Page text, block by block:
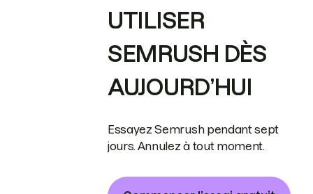
UTILISER
SEMRUSH DÈS
AUJOURD’HUI
Essayez Semrush pendant sept
jours. Annulez à tout moment.